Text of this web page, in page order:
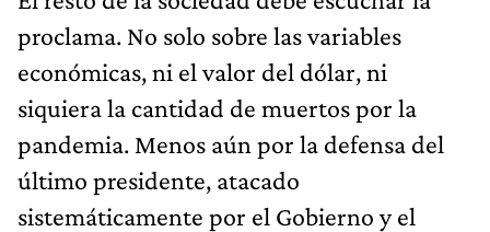
proclama. No solo sobre las variables
económicas, ni el valor del dólar, ni
siquiera la cantidad de muertos por la
pandemia. Menos aún por la defensa del
último presidente, atacado
sistemáticamente por el Gobierno y el